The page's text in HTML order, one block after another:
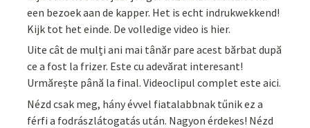
een bezoek aan de kapper. Het is echt indrukwekkend!
Kijk tot het einde. De volledige video is hier.
Uite cât de mulți ani mai tânăr pare acest bărbat după
ce a fost la frizer. Este cu adevărat interesant!
Urmărește până la final. Videoclipul complet este aici.
Nézd csak meg, hány évvel fiatalabbnak tűnik ez a
férfi a fodrászlátogatás után. Nagyon érdekes! Nézd